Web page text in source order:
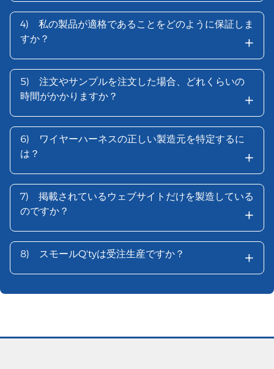
4)
私の製品が適格であることをどのように保証しま
すか？
+
5)
注文やサンプルを注文した場合、どれくらいの
時間がかかりますか？
+
6)
ワイヤーハーネスの正しい製造元を特定するに
は？
+
7)
掲載されているウェブサイトだけを製造している
のですか？
+
8) スモールQ'tyは受注生産ですか？ +